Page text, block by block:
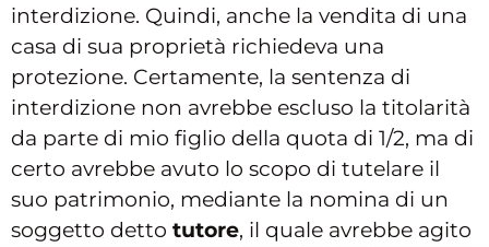
interdizione. Quindi, anche la vendita di una
casa di sua proprietà richiedeva una
protezione. Certamente, la sentenza di
interdizione non avrebbe escluso la titolarità
da parte di mio figlio della quota di 1/2, ma di
certo avrebbe avuto lo scopo di tutelare il
suo patrimonio, mediante la nomina di un
soggetto detto tutore, il quale avrebbe agito